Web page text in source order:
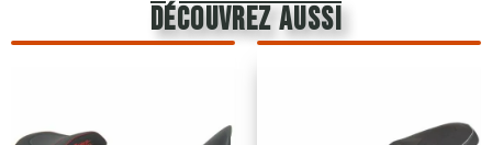
découvrez aussi